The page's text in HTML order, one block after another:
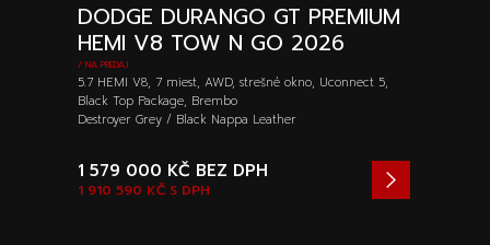
DODGE DURANGO GT PREMIUM
HEMI V8 TOW N GO 2026
/ NA PREDAJ
5.7 HEMI V8, 7 miest, AWD, strešné okno, Uconnect 5,
Black Top Package, Brembo
Destroyer Grey / Black Nappa Leather
1 910 590 KČ S DPH
1 579 000 KČ BEZ DPH